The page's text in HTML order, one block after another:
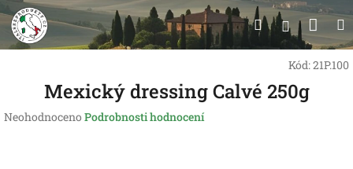
Přejít
na
obsah
Hledat
Kód:21P.100
Mexický dressing Calvé 250g
Průměrné
Neohodnoceno Podrobnosti hodnocení